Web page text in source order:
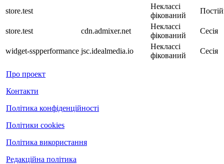
store.test
Неклассі
фікований
store.test cdn.admixer.net
Неклассі
фікований
Сесія
widget-sspperformance jsc.idealmedia.io
Неклассі
фікований
Сесія
Про проект
Контакти
Політика конфіденційності
Політики cookies
Політика використання
Редакційна політика